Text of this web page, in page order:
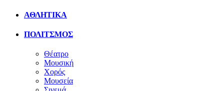
ΑΘΛΗΤΙΚΑ
ΠΟΛΙΤΣΜΟΣ
Θέατρο
Μουσική
Χορός
Μουσεία